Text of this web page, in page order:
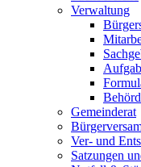
Verwaltung
Gemeinderat
Ver- und
Satzungen